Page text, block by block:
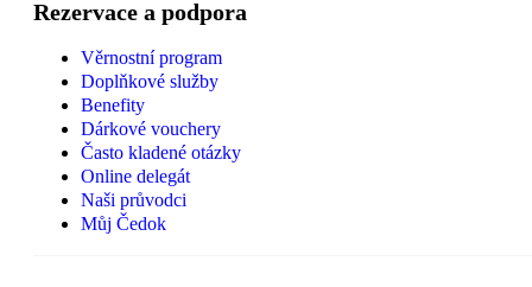
Rezervace a podpora
Věrnostní program
Doplňkové služby
Benefity
Dárkové vouchery
Často kladené otázky
Online delegát
Naši průvodci
Můj Čedok